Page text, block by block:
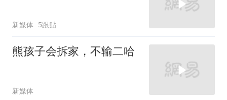
新媒体 5跟贴
熊孩子会拆家，不输二哈
新媒体